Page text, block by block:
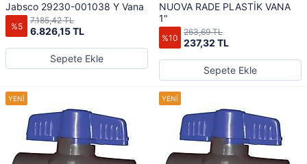
Jabsco 29230-001038 Y Vana
%5 6.826,15 TL
7.185,42 TL
Sepete Ekle
NUOVA RADE PLASTİK VANA
1"
%10 237,32 TL
263,69 TL
Sepete Ekle